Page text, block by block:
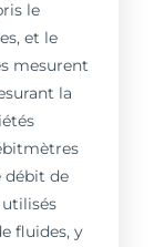
le
et le
mesurent
la
débit de
utilisés
fluides, y